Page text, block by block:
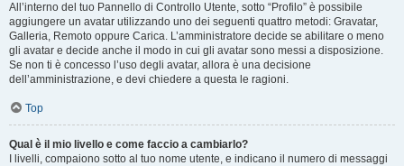
All’interno del tuo Pannello di Controllo Utente, sotto “Profilo” è possibile
aggiungere un avatar utilizzando uno dei seguenti quattro metodi: Gravatar,
Galleria, Remoto oppure Carica. L’amministratore decide se abilitare o meno
gli avatar e decide anche il modo in cui gli avatar sono messi a disposizione.
Se non ti è concesso l’uso degli avatar, allora è una decisione
dell’amministrazione, e devi chiedere a questa le ragioni.
Top
Qual è il mio livello e come faccio a cambiarlo?
I livelli, compaiono sotto al tuo nome utente, e indicano il numero di messaggi